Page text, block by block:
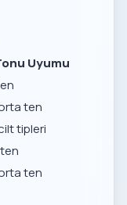
Uyumu
ten
tipleri
ten